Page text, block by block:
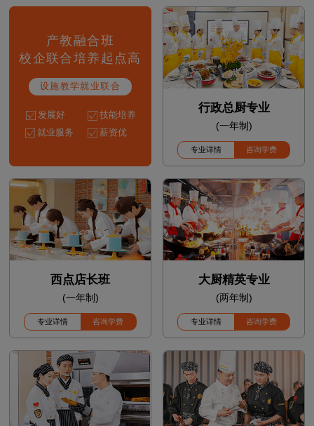
产教融合班
校企联合培养起点高
设施教学就业联合
发展好
技能培养
就业服务
薪资优
行政总厨专业
(一年制)
专业详情 咨询学费
西点店长班
(一年制)
专业详情 咨询学费
大厨精英专业
(两年制)
专业详情 咨询学费